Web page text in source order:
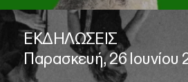
ΕΚΔΗΛΩΣΕΙΣ
Παρασκευή, 26 Ιουνίου